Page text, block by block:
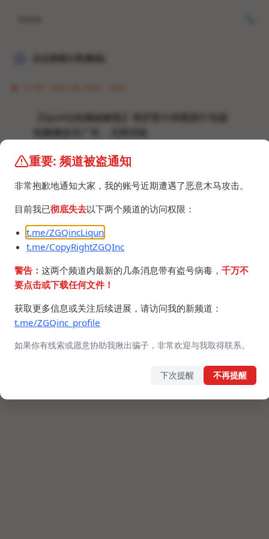
【Spotify电脑破解版】俄罗斯大神重新打包版
可以尝试自行动手破解
https://youtu.be/daAg6hRbncc
Github项目地址
https://github.com/mrpond/BlockTheSpot
#PC软件
spotify_1.1.71.560.zip
71.1 MB
重要: 频道被盗通知
非常抱歉地通知大家，我的账号近期遭遇了恶意木马攻击。
目前我已彻底失去以下两个频道的访问权限：
t.me/ZGQincLiqun
t.me/CopyRightZGQInc
警告： 这两个频道内最新的几条消息带有盗号病毒， 千万不
要点击或下载任何文件！
获取更多信息或关注后续进展，请访问我的新频道：
t.me/ZGQinc_profile
如果你有线索或愿意协助我揪出骗子，非常欢迎与我取得联系。
下次提醒 不再提醒